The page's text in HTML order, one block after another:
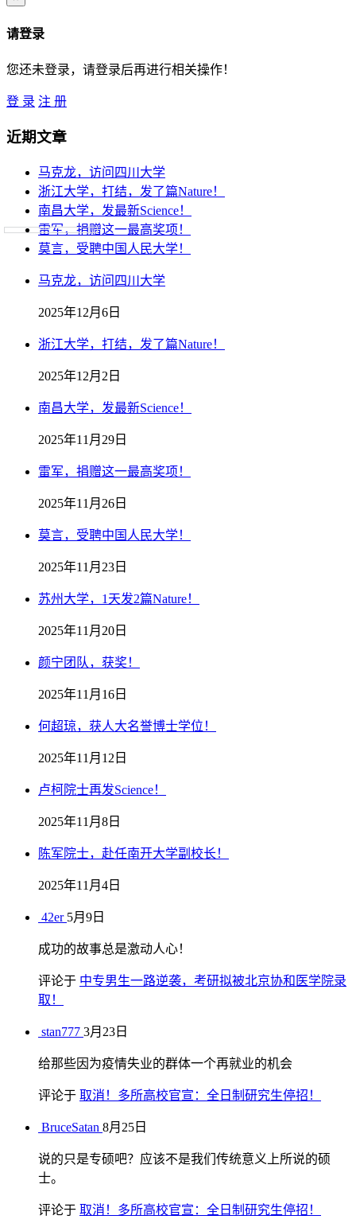
请登录
您还未登录，请登录后再进行相关操作！
登 录 注 册
近期文章
马克龙，访问四川大学
浙江大学，打结，发了篇Nature！
南昌大学，发最新Science！
雷军，捐赠这一最高奖项！
莫言，受聘中国人民大学！
马克龙，访问四川大学
2025年12月6日
浙江大学，打结，发了篇Nature！
2025年12月2日
南昌大学，发最新Science！
2025年11月29日
雷军，捐赠这一最高奖项！
2025年11月26日
莫言，受聘中国人民大学！
2025年11月23日
苏州大学，1天发2篇Nature！
2025年11月20日
颜宁团队，获奖！
2025年11月16日
何超琼，获人大名誉博士学位！
2025年11月12日
卢柯院士再发Science！
2025年11月8日
陈军院士，赴任南开大学副校长！
2025年11月4日
42er 5月9日
成功的故事总是激动人心！
评论于 中专男生一路逆袭，考研拟被北京协和医学院录
取！
stan777 3月23日
给那些因为疫情失业的群体一个再就业的机会
评论于 取消！多所高校官宣：全日制研究生停招！
BruceSatan 8月25日
说的只是专硕吧？应该不是我们传统意义上所说的硕
士。
评论于 取消！多所高校官宣：全日制研究生停招！